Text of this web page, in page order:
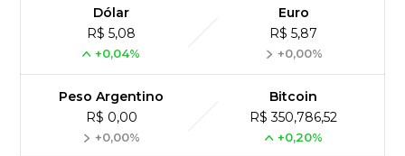
Dólar
R$ 5,08
+0,04%
Euro
R$ 5,87
+0,00%
Peso Argentino
R$ 0,00
+0,00%
Bitcoin
R$ 350,786,52
+0,20%